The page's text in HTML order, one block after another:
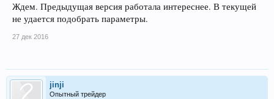
Ждем. Предыдущая версия работала интереснее. В текущей
не удается подобрать параметры.
27 дек 2016
jinji
Опытный трейдер